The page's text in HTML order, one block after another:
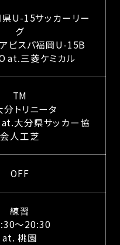
U-15サッカーリー
グ
ビスパ福岡U-15B
at.三菱ケミカル
TM
分トリニータ
大分県サッカー協
会人工芝
OFF
練習
～20:30
at. 桃園